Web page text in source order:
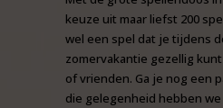
keuze uit maar liefst 200
wel een spel dat je tijdens
zomervakantie gezellig
of vrienden. Ga je nog een
die gelegenheid hebben